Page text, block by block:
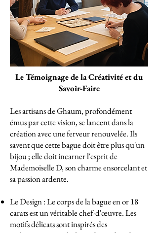
Le Témoignage de la Créativité et du
Savoir-Faire
Les artisans de Ghaum, profondément
émus par cette vision, se lancent dans la
création avec une ferveur renouvelée. Ils
savent que cette bague doit être plus qu'un
bijou ; elle doit incarner l'esprit de
Mademoiselle D, son charme ensorcelant et
sa passion ardente.
Le Design : Le corps de la bague en or 18
carats est un véritable chef-d'œuvre. Les
motifs délicats sont inspirés des